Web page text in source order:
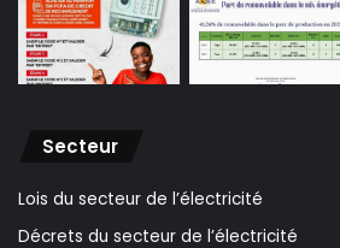
Secteur
Lois du secteur de l’électricité
Décrets du secteur de l’électricité